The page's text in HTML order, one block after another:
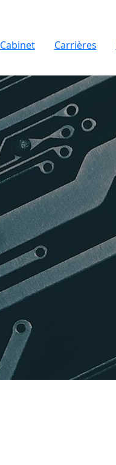
Cabinet Carrières